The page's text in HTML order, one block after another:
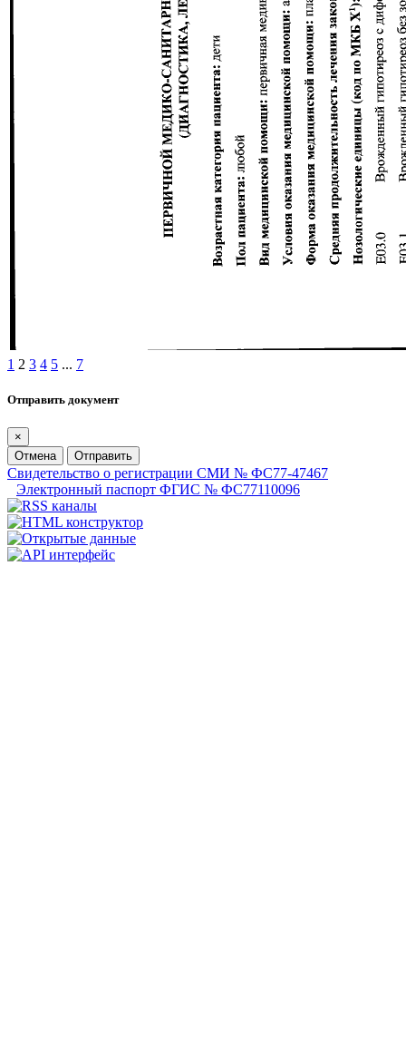
1 2 3 4 5 ... 7
Отправить документ
×
Отмена
Отправить
Свидетельство о регистрации СМИ № ФС77-47467
Электронный паспорт ФГИС № ФС77110096